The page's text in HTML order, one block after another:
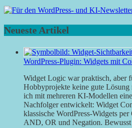
Neueste Artikel
WordPress-Plugin: Widgets mit
Widget Logic war praktisch, aber
Hobbyprojekte keine gute Lösung
ich mit mehreren KI-Modellen
Nachfolger entwickelt: Widget
klassische WordPress-Widgets
AND, OR und Negation. Bewusst